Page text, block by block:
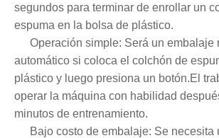
segundos para terminar de enrollar un
espuma en la bolsa de plástico.
Operación simple: Será un embalaje
automático si coloca el colchón de
plástico y luego presiona un botón.El
operar la máquina con habilidad
minutos de entrenamiento.
Bajo costo de embalaje: Se necesita